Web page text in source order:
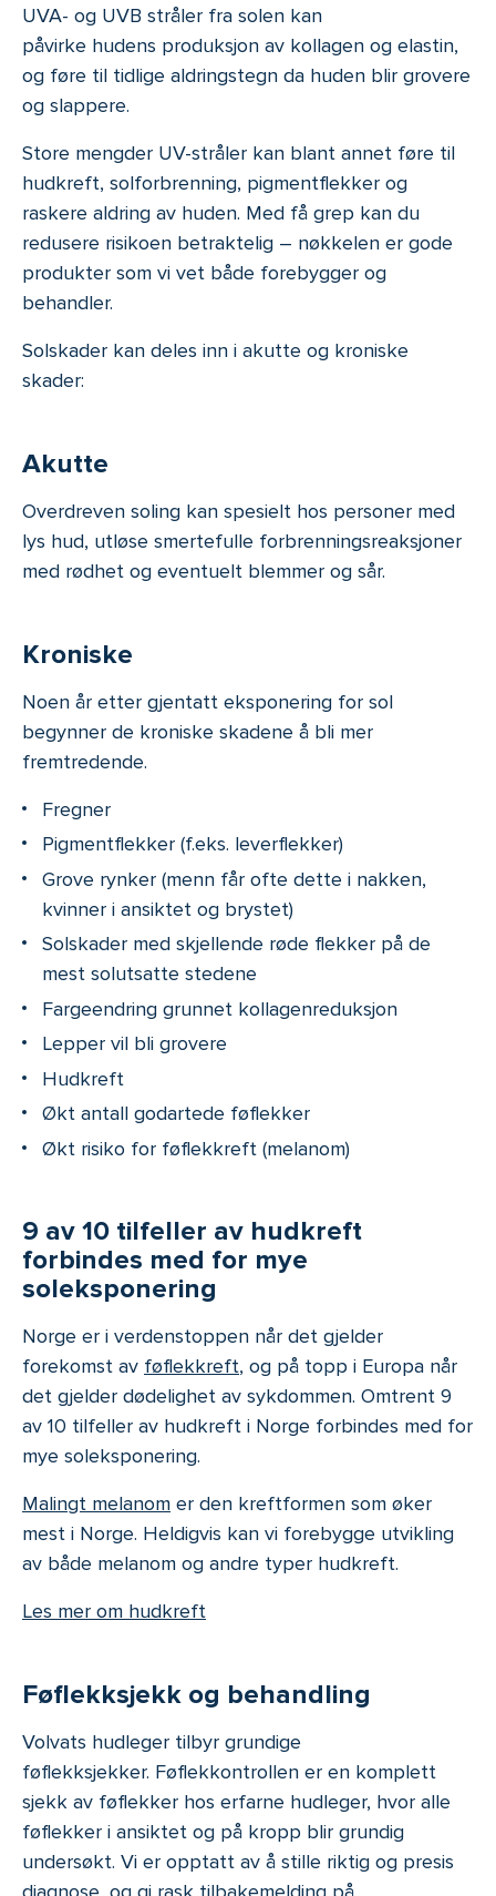
UVA- og UVB stråler fra solen kan
påvirke hudens produksjon av kollagen og elastin,
og føre til tidlige aldringstegn da huden blir grovere
og slappere.
Store mengder UV-stråler kan blant annet føre til
hudkreft, solforbrenning, pigmentflekker og
raskere aldring av huden. Med få grep kan du
redusere risikoen betraktelig – nøkkelen er gode
produkter som vi vet både forebygger og
behandler.
Solskader kan deles inn i akutte og kroniske
skader:
Akutte
Overdreven soling kan spesielt hos personer med
lys hud, utløse smertefulle forbrenningsreaksjoner
med rødhet og eventuelt blemmer og sår.
Kroniske
Noen år etter gjentatt eksponering for sol
begynner de kroniske skadene å bli mer
fremtredende.
Fregner
Pigmentflekker (f.eks. leverflekker)
Grove rynker (menn får ofte dette i nakken,
kvinner i ansiktet og brystet)
Solskader med skjellende røde flekker på de
mest solutsatte stedene
Fargeendring grunnet kollagenreduksjon
Lepper vil bli grovere
Hudkreft
Økt antall godartede føflekker
Økt risiko for føflekkreft (melanom)
9 av 10 tilfeller av hudkreft
forbindes med for mye
soleksponering
Norge er i verdenstoppen når det gjelder
forekomst av føflekkreft, og på topp i Europa når
det gjelder dødelighet av sykdommen. Omtrent 9
av 10 tilfeller av hudkreft i Norge forbindes med for
mye soleksponering.
Malingt melanom er den kreftformen som øker
mest i Norge. Heldigvis kan vi forebygge utvikling
av både melanom og andre typer hudkreft.
Les mer om hudkreft
Føflekksjekk og behandling
Volvats hudleger tilbyr grundige
føflekksjekker. Føflekkontrollen er en komplett
sjekk av føflekker hos erfarne hudleger, hvor alle
føflekker i ansiktet og på kropp blir grundig
undersøkt. Vi er opptatt av å stille riktig og presis